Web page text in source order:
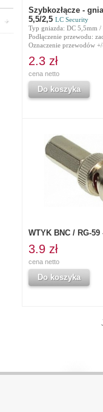
Szybkozłącze -
5,5/2,5 LC Security
Typ gniazda: DC 5,5mm /
Podłączenie przewodu:
Oznaczenie przewodów
2.3 zł
cena netto
Do koszyka
WTYK BNC / RG-
3.9 zł
cena netto
Do koszyka